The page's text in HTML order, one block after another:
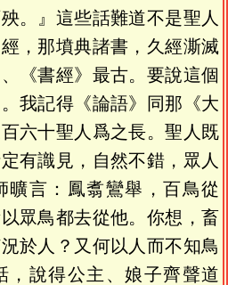
。』這些話難道不是聖人
，那墳典諸書，久經澌滅
《書經》最古。要說這個
我記得《論語》同那《大
六十聖人爲之長。聖人既
有識見，自然不錯，眾人
曠言：鳳翥鸞舉，百鳥從
眾鳥都去從他。你想，畜
於人？又何以人而不知鳥
，說得公主、娘子齊聲道